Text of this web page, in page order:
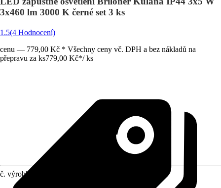
3x460 lm 3000 K černé set 3 ks
1.5(4 Hodnocení)
cenu — 779,00 Kč * Všechny ceny vč. DPH a bez nákladů na
přepravu za ks779,00 Kč*/ ks
č. výrobku